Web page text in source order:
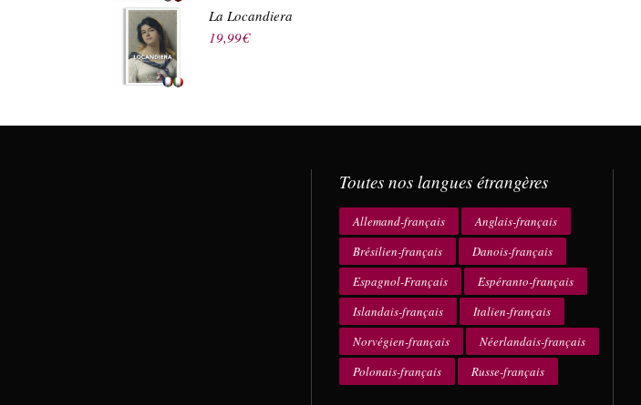
La Locandiera
19,99€
Toutes nos langues étrangères
Allemand-français
Anglais-français
Brésilien-français
Danois-français
Espagnol-Français
Espéranto-français
Islandais-français
Italien-français
Norvégien-français
Néerlandais-français
Polonais-français
Russe-français